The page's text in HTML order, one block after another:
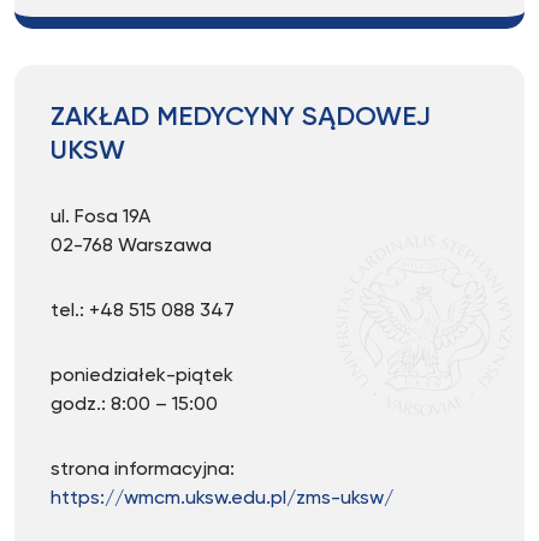
ZAKŁAD MEDYCYNY SĄDOWEJ
UKSW
ul. Fosa 19A
02-768 Warszawa
tel.: +48 515 088 347
poniedziałek-piątek
godz.: 8:00 – 15:00
strona informacyjna:
https://wmcm.uksw.edu.pl/zms-uksw/